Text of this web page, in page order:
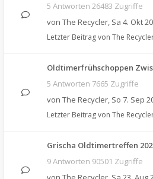
5 Antworten 26483 Zugriffe
von The Recycler, Sa 4. Okt
Letzter Beitrag von The
Oldtimerfrühschoppen
5 Antworten 7665 Zugriffe
von The Recycler, So 7. Sep
Letzter Beitrag von The
Grischa Oldtimertreffen
9 Antworten 90501 Zugriffe